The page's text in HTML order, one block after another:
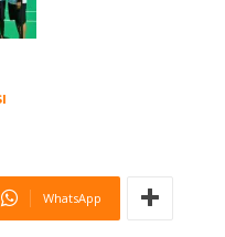
WhatsApp